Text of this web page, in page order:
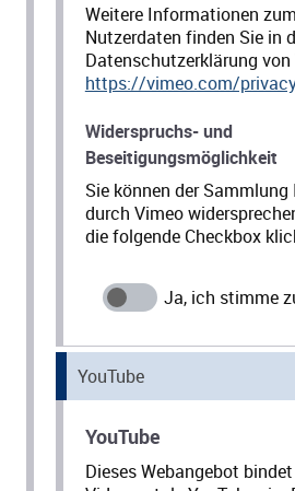
Weitere Informationen
Nutzerdaten finden Sie in
Datenschutzerklärung von
https://vimeo.com/privacy
Widerspruchs- und
Beseitigungsmöglichkeit
Sie können der Sammlung
durch Vimeo
die folgende Checkbox
YouTube
YouTube
Dieses Webangebot